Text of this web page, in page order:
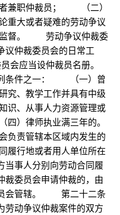
兼职仲裁员； （二）
大或者疑难的劳动争议
督。 劳动争议仲裁委
议仲裁委员会的日常工
应当设仲裁员名册。
条件之一： （一）曾
、教学工作并具有中级
、从事人力资源管理或
）律师执业满三年的。
责管辖本区域内发生的
行地或者用人单位所在
当事人分别向劳动合同履
裁委员会申请仲裁的，由
员会管辖。 第二十二条
劳动争议仲裁案件的双方